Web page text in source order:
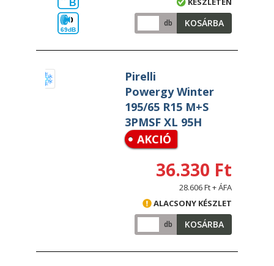
B
69dB
db KOSÁRBA
Pirelli
Powergy Winter
195/65 R15 M+S
3PMSF XL 95H
AKCIÓ
36.330 Ft
28.606 Ft + ÁFA
ALACSONY KÉSZLET
db KOSÁRBA